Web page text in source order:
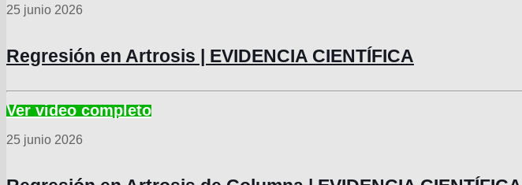
25 junio 2026
Regresión en Artrosis | EVIDENCIA CIENTÍFICA
25 junio 2026